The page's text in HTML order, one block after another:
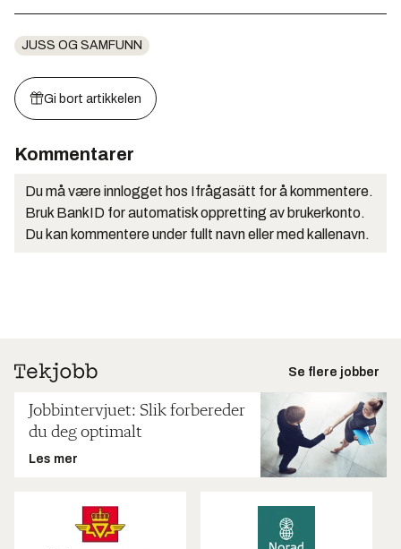
JUSS OG SAMFUNN
Gi bort artikkelen
Kommentarer
Du må være innlogget hos Ifrågasätt for å kommentere.
Bruk BankID for automatisk oppretting av brukerkonto.
Du kan kommentere under fullt navn eller med kallenavn.
Se flere jobber
Jobbintervjuet: Slik forbereder
du deg optimalt
Les mer